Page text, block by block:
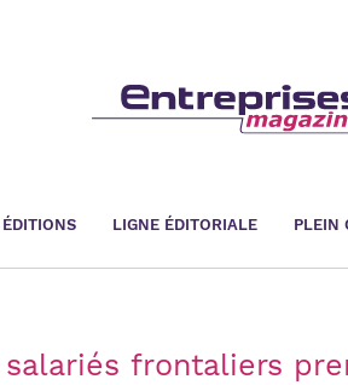
ÉDITIONS LIGNE ÉDITORIALE PLEIN
salariés frontaliers